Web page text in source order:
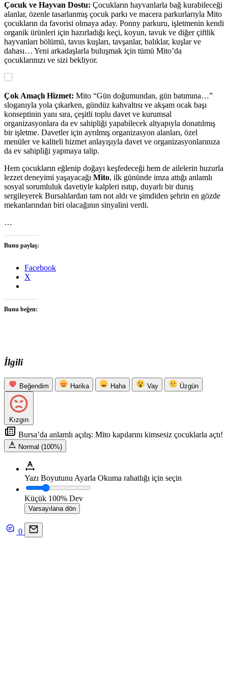
Çocuk ve Hayvan Dostu: Çocukların hayvanlarla bağ kurabileceği
alanlar, özenle tasarlanmış çocuk parkı ve macera parkurlarıyla Mito
çocukların da favorisi olmaya aday. Ponny parkuru, işletmenin kendi
organik ürünleri için hazırladığı keçi, koyun, tavuk ve diğer çiftlik
hayvanları bölümü, tavus kuşları, tavşanlar, balıklar, kuşlar ve
dahası… Yeni arkadaşlarla buluşmak için tümü Mito’da
çocuklarınızı ve sizi bekliyor.
Çok Amaçlı Hizmet: Mito “Gün doğumundan, gün batımına…”
sloganıyla yola çıkarken, gündüz kahvaltısı ve akşam ocak başı
konseptinin yanı sıra, çeşitli toplu davet ve kurumsal
organizasyonlara da ev sahipliği yapabilecek altyapıyla donatılmış
bir işletme. Davetler için ayrılmış organizasyon alanları, özel
menüler ve kaliteli hizmet anlayışıyla davet ve organizasyonlarınıza
da ev sahipliği yapmaya talip.
Hem çocukların eğlenip doğayı keşfedeceği hem de ailelerin huzurla
lezzet deneyimi yaşayacağı Mito, ilk gününde imza attığı anlamlı
sosyal sorumluluk davetiyle kalpleri ısıtıp, duyarlı bir duruş
sergileyerek Bursalılardan tam not aldı ve şimdiden şehrin en gözde
mekanlarından biri olacağının sinyalini verdi.
…
Bunu paylaş:
Facebook
X
Bunu beğen:
İlgili
Beğendim Harika Haha Vay Üzgün
Kızgın
Bursa’da anlamlı açılış: Mito kapılarını kimsesiz çocuklarla açtı!
Normal (100%)
Yazı Boyutunu Ayarla Okuma rahatlığı için seçin
Küçük 100% Dev
Varsayılana dön
0